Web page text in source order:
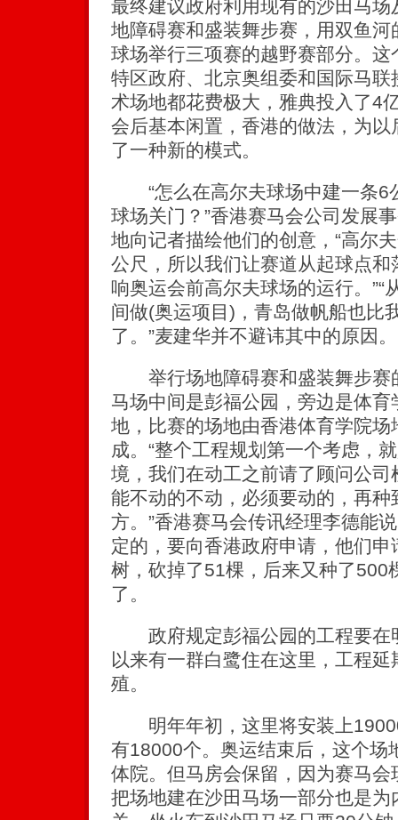
最终建议政府利用现有的沙田马
地障碍赛和盛装舞步赛，用双鱼
球场举行三项赛的越野赛部分。
特区政府、北京奥组委和国际马
术场地都花费极大，雅典投入了4
会后基本闲置，香港的做法，为
了一种新的模式。
“怎么在高尔夫球场中建一条6
球场关门？”香港赛马会公司发展
地向记者描绘他们的创意，“高尔
公尺，所以我们让赛道从起球点
响奥运会前高尔夫球场的运行。”“
间做(奥运项目)，青岛做帆船也比
了。”麦建华并不避讳其中的原因。
举行场地障碍赛和盛装舞步赛
马场中间是彭福公园，旁边是体
地，比赛的场地由香港体育学院
成。“整个工程规划第一个考虑，
境，我们在动工之前请了顾问公
能不动的不动，必须要动的，再
方。”香港赛马会传讯经理李德能
定的，要向香港政府申请，他们
树，砍掉了51棵，后来又种了500
了。
政府规定彭福公园的工程要在
以来有一群白鹭住在这里，工程
殖。
明年年初，这里将安装上
有18000个。奥运结束后，这个场
体院。但马房会保留，因为赛马
把场地建在沙田马场一部分也是